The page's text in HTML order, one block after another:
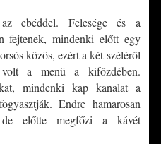
ebéddel. Felesége és a
fejtenek, mindenki előtt egy
közös, ezért a két széléről
a menü a kifőzdében.
mindenki kap kanalat a
Endre hamarosan
de előtte megfőzi a kávét